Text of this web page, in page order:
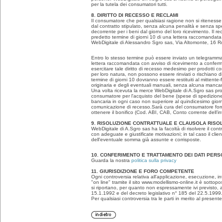
per la tutela dei consumatori tutti.
8. DIRITTO DI RECESSO E RECLAMI
Il consumatore che per qualsiasi ragione non si
dal contratto stipulato, senza alcuna penalità e senza
decorrente per i beni dal giorno del loro ricevimento. Il
predetto termine di giorni 10 di una lettera
WebDigitale di Alessandro Sgro sas, Via Altomonte, 16
Entro lo stesso termine può essere inviato un
lettera raccomandata con avviso di ricevimento a
esercitare tale diritto di recesso medesimo per prodotti
per loro natura, non possono essere rinviati o rischiano
termine di giorni 10 dovranno essere restituiti al
originaria e degli eventuali manuali, senza alcuna
Una volta ricevuta la merce WebDigitale di A.Sgro sas
consumatore per l'acquisto del bene (spese di
bancaria in ogni caso non superiore al quindicesimo
comunicazione di recesso.Sarà cura del consumatore
ottenere il bonifico (Cod. ABI, CAB, Conto corrente
9. RISOLUZIONE CONTRATTUALE E CLAUSOLA
WebDigitale di A.Sgro sas ha la facoltà di risolvere il
con adeguate e giustificate motivazioni; in tal caso il
dell'eventuale somma già assunte e corrisposte.
10. CONFERIMENTO E TRATTAMENTO DEI DATI
Guarda la nostra politica sulla privacy
11. GIURISDIZIONE E FORO COMPETENTE
Ogni controversia relativa all'applicazione, esecuzione,
"on line" tramite il sito www.modellismo-online.it è
si riportano, per quanto non espressamente ivi
15.1.1992 e del decreto legislativo n° 185 del 22.5.1999.
Per qualsiasi controversia tra le parti in merito al